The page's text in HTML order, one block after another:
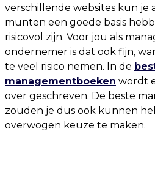
verschillende websites kun je
munten een goede basis
risicovol zijn. Voor jou als
ondernemer is dat ook fijn,
te veel risico nemen. In de
managementboeken wordt
over geschreven. De beste
zouden je dus ook kunnen
overwogen keuze te maken.